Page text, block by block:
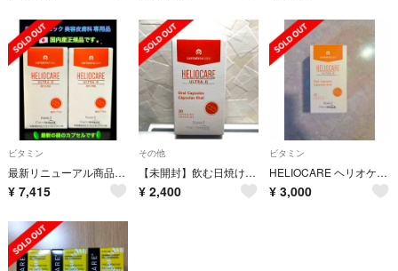
ビタミン
最新リニューアル商品✨✴️ヘリオケア ウルトラD🌞美容クリニック専用品です
¥ 7,415
その他
【未開封】飲む日焼け止め ヘリオケア ウルトラD 30粒
¥ 2,400
ビタミン
HELIOCARE ヘリオケア ウルトラD 30カプセル 飲む日焼け止め
¥ 3,000